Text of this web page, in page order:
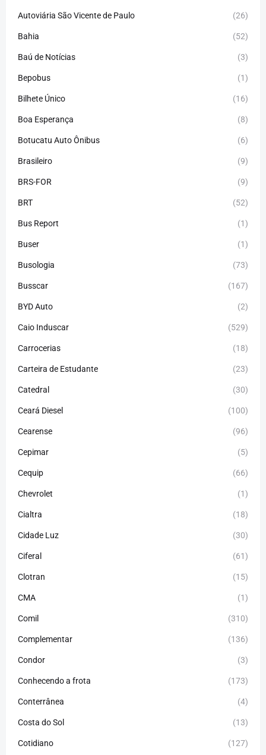
Autoviária São Vicente de Paulo (26)
Bahia (52)
Baú de Notícias (3)
Bepobus (1)
Bilhete Único (16)
Boa Esperança (8)
Botucatu Auto Ônibus (6)
Brasileiro (9)
BRS-FOR (9)
BRT (52)
Bus Report (1)
Buser (1)
Busologia (73)
Busscar (167)
BYD Auto (2)
Caio Induscar (529)
Carrocerias (18)
Carteira de Estudante (23)
Catedral (30)
Ceará Diesel (100)
Cearense (96)
Cepimar (5)
Cequip (66)
Chevrolet (1)
Cialtra (18)
Cidade Luz (30)
Ciferal (61)
Clotran (15)
CMA (1)
Comil (310)
Complementar (136)
Condor (3)
Conhecendo a frota (173)
Conterrânea (4)
Costa do Sol (13)
Cotidiano (127)